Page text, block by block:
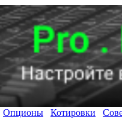
Опционы Котировки